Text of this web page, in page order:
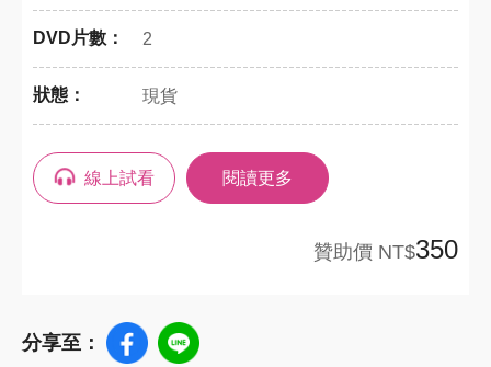
DVD片數： 2
狀態： 現貨
線上試看 閱讀更多
贊助價 NT$350
分享至：